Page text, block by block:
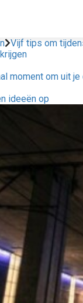
Vijf tips om
moment om uit
ideeën op